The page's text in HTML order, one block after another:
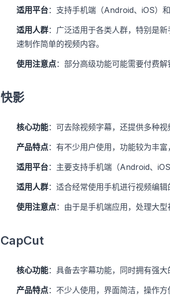
适用平台：支持手机端（Android、iOS）
适用人群：广泛适用于各类人群，特别是
速制作简单的视频内容。
使用注意点：部分高级功能可能需要付费
快影
核心功能：可去除视频字幕，还提供多种视
产品特点：有不少用户使用，功能较为丰富
适用平台：主要支持手机端（Android、iOS
适用人群：适合经常使用手机进行视频编
使用注意点：由于是手机端应用，处理大
CapCut
核心功能：具备去字幕功能，同时拥有强
产品特点：不少人使用，界面简洁，操作方